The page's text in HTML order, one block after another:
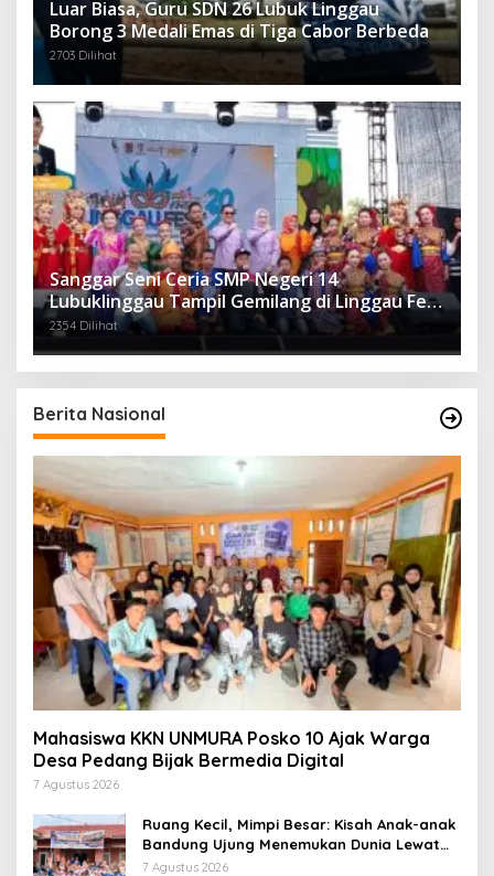
Luar Biasa, Guru SDN 26 Lubuk Linggau
Borong 3 Medali Emas di Tiga Cabor Berbeda
2703 Dilihat
Sanggar Seni Ceria SMP Negeri 14
Lubuklinggau Tampil Gemilang di Linggau Fest
2025
2354 Dilihat
Berita Nasional
Mahasiswa KKN UNMURA Posko 10 Ajak Warga
Desa Pedang Bijak Bermedia Digital
7 Agustus 2026
Ruang Kecil, Mimpi Besar: Kisah Anak-anak
Bandung Ujung Menemukan Dunia Lewat
Literasi
7 Agustus 2026